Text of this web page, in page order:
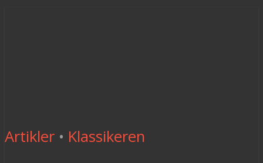
Artikler • Klassikeren